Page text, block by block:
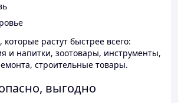
растут быстрее всего:
и напитки, зоотовары, инструменты,
строительные товары.
выгодно